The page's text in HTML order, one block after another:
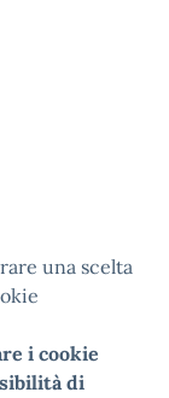
una scelta
i cookie
di